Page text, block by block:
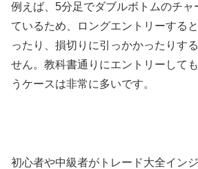
例えば、5分足でダブルボトムのチャ
ているため、ロングエントリーする
ったり、損切りに引っかかったりす
せん。教科書通りにエントリーして
うケースは非常に多いです。
初心者や中級者がトレード大全イン